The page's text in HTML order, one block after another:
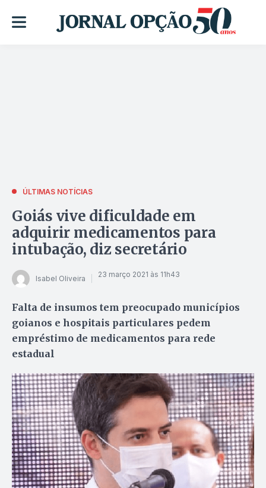
ÚLTIMAS NOTÍCIAS
Goiás vive dificuldade em
adquirir medicamentos para
intubação, diz secretário
Isabel Oliveira 23 março 2021 às 11h43
Falta de insumos tem preocupado municípios
goianos e hospitais particulares pedem
empréstimo de medicamentos para rede
estadual